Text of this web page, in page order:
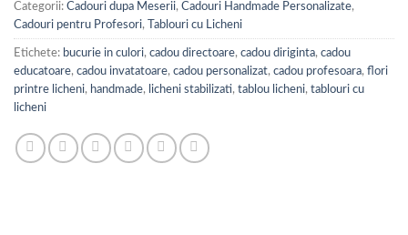
Categorii: Cadouri dupa Meserii, Cadouri Handmade Personalizate,
Cadouri pentru Profesori, Tablouri cu Licheni
Etichete: bucurie in culori, cadou directoare, cadou diriginta, cadou
educatoare, cadou invatatoare, cadou personalizat, cadou profesoara, flori
printre licheni, handmade, licheni stabilizati, tablou licheni, tablouri cu
licheni